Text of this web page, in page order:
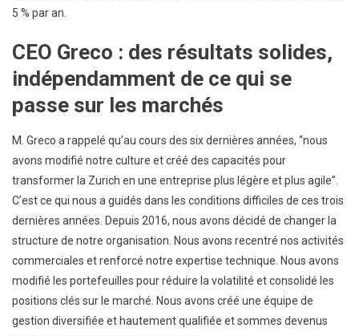
5 % par an.
CEO Greco : des résultats solides,
indépendamment de ce qui se
passe sur les marchés
M. Greco a rappelé qu’au cours des six dernières années, “nous
avons modifié notre culture et créé des capacités pour
transformer la Zurich en une entreprise plus légère et plus agile”.
C’est ce qui nous a guidés dans les conditions difficiles de ces trois
dernières années. Depuis 2016, nous avons décidé de changer la
structure de notre organisation. Nous avons recentré nos activités
commerciales et renforcé notre expertise technique. Nous avons
modifié les portefeuilles pour réduire la volatilité et consolidé les
positions clés sur le marché. Nous avons créé une équipe de
gestion diversifiée et hautement qualifiée et sommes devenus